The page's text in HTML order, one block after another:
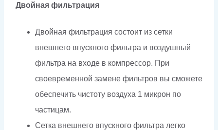
Двойная фильтрация
Двойная фильтрация состоит из сетки
внешнего впускного фильтра и воздушный
фильтра на входе в компрессор. При
своевременной замене фильтров вы сможете
обеспечить чистоту воздуха 1 микрон по
частицам.
Сетка внешнего впускного фильтра легко